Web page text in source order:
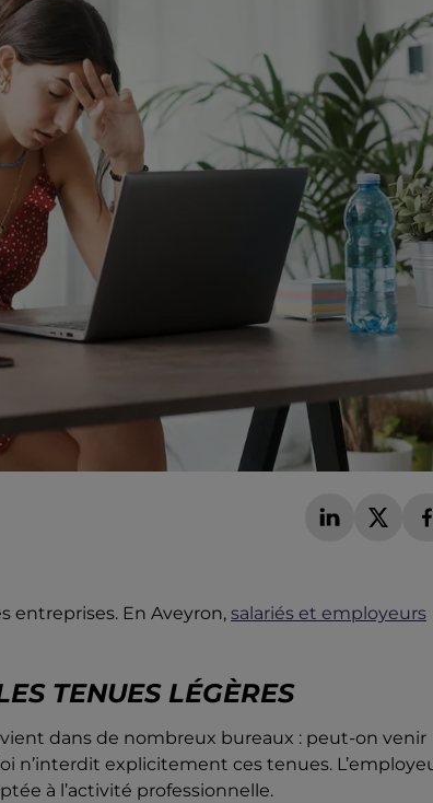
entreprises. En Aveyron, salariés et employeurs
TENUES LÉGÈRES
dans de nombreux bureaux : peut-on venir
n’interdit explicitement ces tenues.
à l’activité professionnelle.